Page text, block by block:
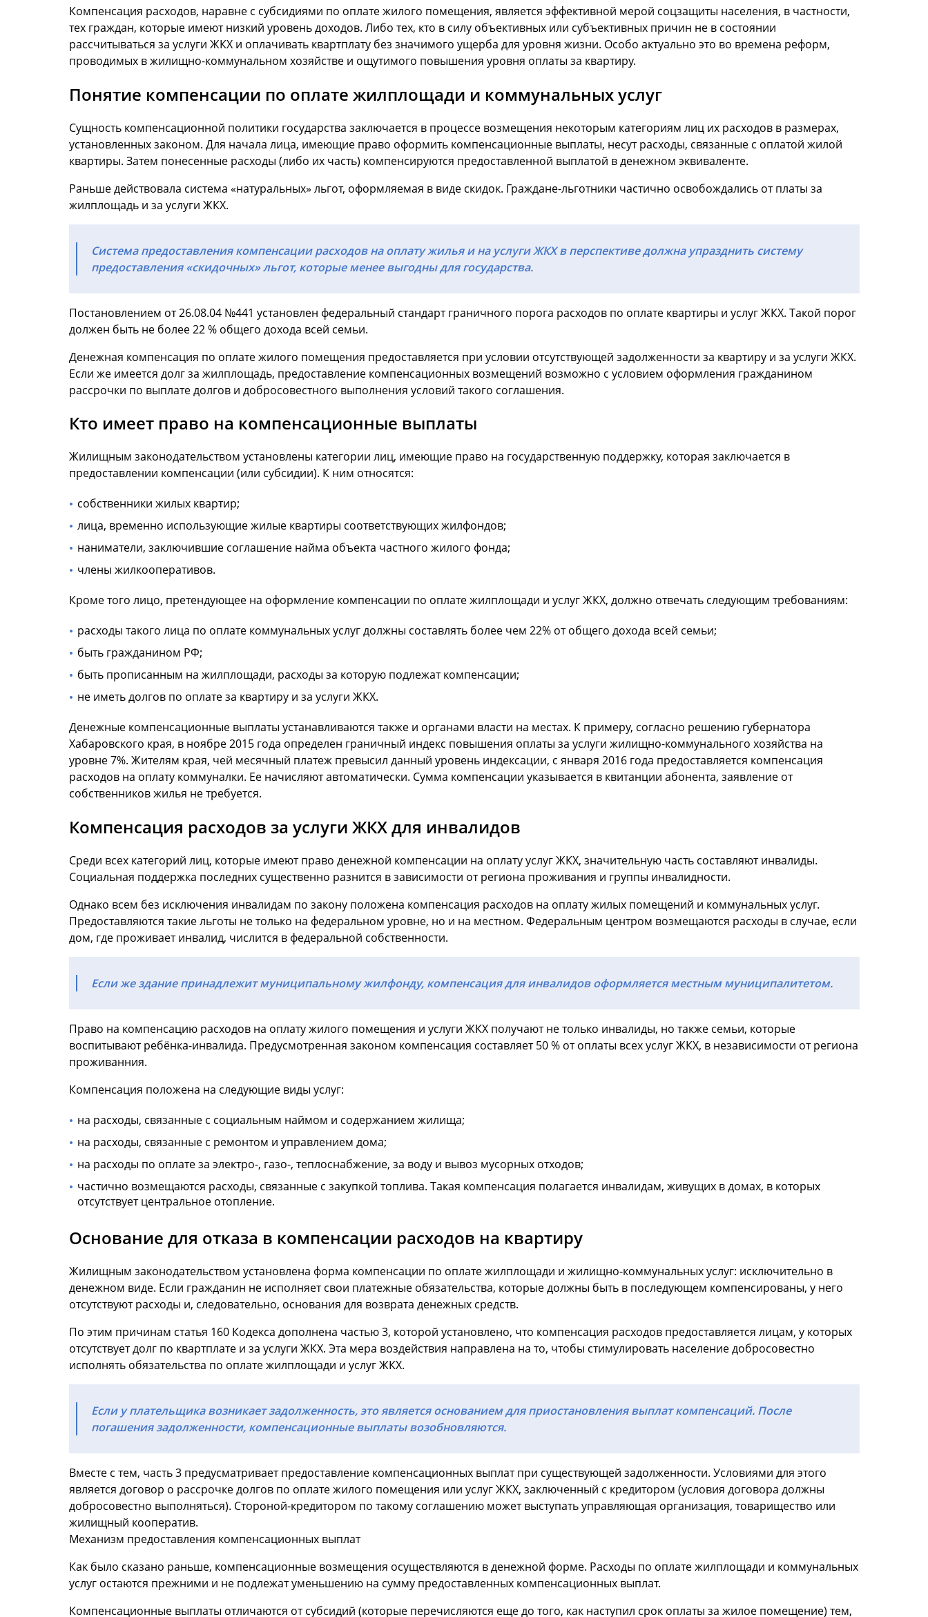
Компенсация расходов, наравне с субсидиями по оплате жилого помещения, является эффективной мерой соцзащиты населения, в частности,
тех граждан, которые имеют низкий уровень доходов. Либо тех, кто в силу объективных или субъективных причин не в состоянии
рассчитываться за услуги ЖКХ и оплачивать квартплату без значимого ущерба для уровня жизни. Особо актуально это во времена реформ,
проводимых в жилищно-коммунальном хозяйстве и ощутимого повышения уровня оплаты за квартиру.
Понятие компенсации по оплате жилплощади и коммунальных услуг
Сущность компенсационной политики государства заключается в процессе возмещения некоторым категориям лиц их расходов в размерах,
установленных законом. Для начала лица, имеющие право оформить компенсационные выплаты, несут расходы, связанные с оплатой жилой
квартиры. Затем понесенные расходы (либо их часть) компенсируются предоставленной выплатой в денежном эквиваленте.
Раньше действовала система «натуральных» льгот, оформляемая в виде скидок. Граждане-льготники частично освобождались от платы за
жилплощадь и за услуги ЖКХ.
Система предоставления компенсации расходов на оплату жилья и на услуги ЖКХ в перспективе должна упразднить систему
предоставления «скидочных» льгот, которые менее выгодны для государства.
Постановлением от 26.08.04 №441 установлен федеральный стандарт граничного порога расходов по оплате квартиры и услуг ЖКХ. Такой порог
должен быть не более 22 % общего дохода всей семьи.
Денежная компенсация по оплате жилого помещения предоставляется при условии отсутствующей задолженности за квартиру и за услуги ЖКХ.
Если же имеется долг за жилплощадь, предоставление компенсационных возмещений возможно с условием оформления гражданином
рассрочки по выплате долгов и добросовестного выполнения условий такого соглашения.
Кто имеет право на компенсационные выплаты
Жилищным законодательством установлены категории лиц, имеющие право на государственную поддержку, которая заключается в
предоставлении компенсации (или субсидии). К ним относятся:
собственники жилых квартир;
лица, временно использующие жилые квартиры соответствующих жилфондов;
наниматели, заключившие соглашение найма объекта частного жилого фонда;
члены жилкооперативов.
Кроме того лицо, претендующее на оформление компенсации по оплате жилплощади и услуг ЖКХ, должно отвечать следующим требованиям:
расходы такого лица по оплате коммунальных услуг должны составлять более чем 22% от общего дохода всей семьи;
быть гражданином РФ;
быть прописанным на жилплощади, расходы за которую подлежат компенсации;
не иметь долгов по оплате за квартиру и за услуги ЖКХ.
Денежные компенсационные выплаты устанавливаются также и органами власти на местах. К примеру, согласно решению губернатора
Хабаровского края, в ноябре 2015 года определен граничный индекс повышения оплаты за услуги жилищно-коммунального хозяйства на
уровне 7%. Жителям края, чей месячный платеж превысил данный уровень индексации, с января 2016 года предоставляется компенсация
расходов на оплату коммуналки. Ее начисляют автоматически. Сумма компенсации указывается в квитанции абонента, заявление от
собственников жилья не требуется.
Компенсация расходов за услуги ЖКХ для инвалидов
Среди всех категорий лиц, которые имеют право денежной компенсации на оплату услуг ЖКХ, значительную часть составляют инвалиды.
Социальная поддержка последних существенно разнится в зависимости от региона проживания и группы инвалидности.
Однако всем без исключения инвалидам по закону положена компенсация расходов на оплату жилых помещений и коммунальных услуг.
Предоставляются такие льготы не только на федеральном уровне, но и на местном. Федеральным центром возмещаются расходы в случае, если
дом, где проживает инвалид, числится в федеральной собственности.
Если же здание принадлежит муниципальному жилфонду, компенсация для инвалидов оформляется местным муниципалитетом.
Право на компенсацию расходов на оплату жилого помещения и услуги ЖКХ получают не только инвалиды, но также семьи, которые
воспитывают ребёнка-инвалида. Предусмотренная законом компенсация составляет 50 % от оплаты всех услуг ЖКХ, в независимости от региона
проживанния.
Компенсация положена на следующие виды услуг:
на расходы, связанные с социальным наймом и содержанием жилища;
на расходы, связанные с ремонтом и управлением дома;
на расходы по оплате за электро-, газо-, теплоснабжение, за воду и вывоз мусорных отходов;
частично возмещаются расходы, связанные с закупкой топлива. Такая компенсация полагается инвалидам, живущих в домах, в которых
отсутствует центральное отопление.
Основание для отказа в компенсации расходов на квартиру
Жилищным законодательством установлена форма компенсации по оплате жилплощади и жилищно-коммунальных услуг: исключительно в
денежном виде. Если гражданин не исполняет свои платежные обязательства, которые должны быть в последующем компенсированы, у него
отсутствуют расходы и, следовательно, основания для возврата денежных средств.
По этим причинам статья 160 Кодекса дополнена частью 3, которой установлено, что компенсация расходов предоставляется лицам, у которых
отсутствует долг по квартплате и за услуги ЖКХ. Эта мера воздействия направлена на то, чтобы стимулировать население добросовестно
исполнять обязательства по оплате жилплощади и услуг ЖКХ.
Если у плательщика возникает задолженность, это является основанием для приостановления выплат компенсаций. После
погашения задолженности, компенсационные выплаты возобновляются.
Вместе с тем, часть 3 предусматривает предоставление компенсационных выплат при существующей задолженности. Условиями для этого
является договор о рассрочке долгов по оплате жилого помещения или услуг ЖКХ, заключенный с кредитором (условия договора должны
добросовестно выполняться). Стороной-кредитором по такому соглашению может выступать управляющая организация, товарищество или
жилищный кооператив.
Механизм предоставления компенсационных выплат
Как было сказано раньше, компенсационные возмещения осуществляются в денежной форме. Расходы по оплате жилплощади и коммунальных
услуг остаются прежними и не подлежат уменьшению на сумму предоставленных компенсационных выплат.
Компенсационные выплаты отличаются от субсидий (которые перечисляются еще до того, как наступил срок оплаты за жилое помещение) тем,